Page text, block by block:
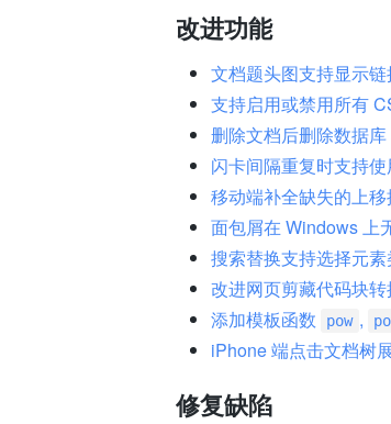
改进功能
文档题头图支持显示
支持启用或禁用所有
删除文档后删除数据
闪卡间隔重复时支持使
移动端补全缺失的上移
面包屑在 Windows 上
搜索替换支持选择元素
改进网页剪藏代码块转
添加模板函数
pow ,
iPhone 端点击文档树
修复缺陷